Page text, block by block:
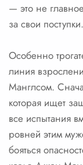
— это не
за свои поступки.
Особенно
линия
Манглсом.
которая ищет
все испытания
ровней этим
бояться